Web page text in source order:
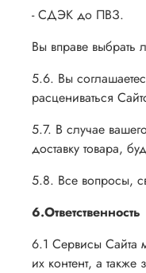
- СДЭК до ПВЗ.
Вы вправе выбрать
5.6. Вы
расцениваться
5.7. В случае
доставку товара,
5.8. Все вопросы,
6.Ответственность
6.1 Сервисы Сайта
их контент, а